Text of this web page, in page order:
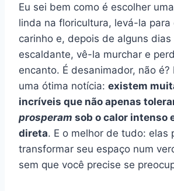
Eu sei bem como é escolher
linda na floricultura, levá-la
carinho e, depois de alguns dias
escaldante, vê-la murchar e
encanto. É desanimador, não é?
uma ótima notícia: existem
incríveis que não apenas
prosperam sob o calor intenso
direta. E o melhor de tudo: elas
transformar seu espaço num
sem que você precise se